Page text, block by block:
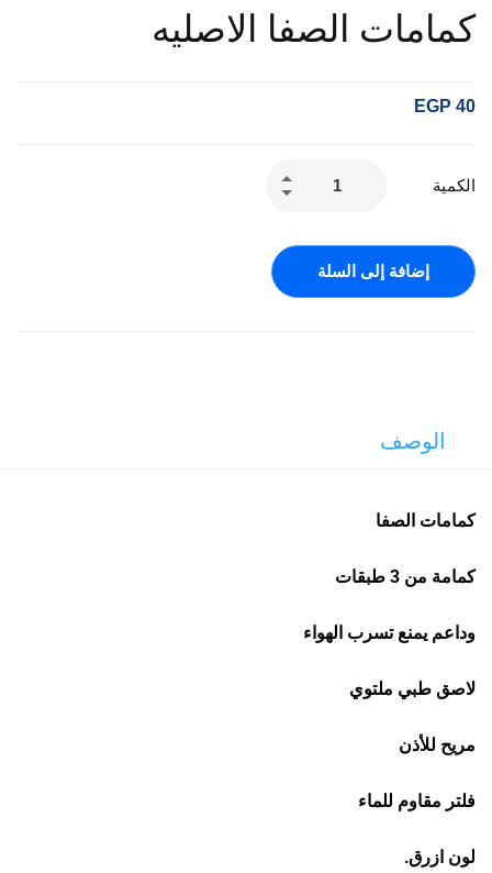
كمامات الصفا الاصليه
EGP 40
الكمية
إضافة إلى السلة
الوصف
كمامات الصفا
كمامة من 3 طبقات
وداعم يمنع تسرب الهواء
لاصق طبي ملتوي
مريح للأذن
فلتر مقاوم للماء
لون ازرق.